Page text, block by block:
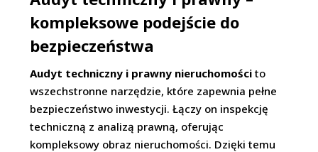
kompleksowe podejście do
bezpieczeństwa
Audyt techniczny i prawny nieruchomości to
wszechstronne narzędzie, które zapewnia pełne
bezpieczeństwo inwestycji. Łączy on inspekcję
techniczną z analizą prawną, oferując
kompleksowy obraz nieruchomości. Dzięki temu